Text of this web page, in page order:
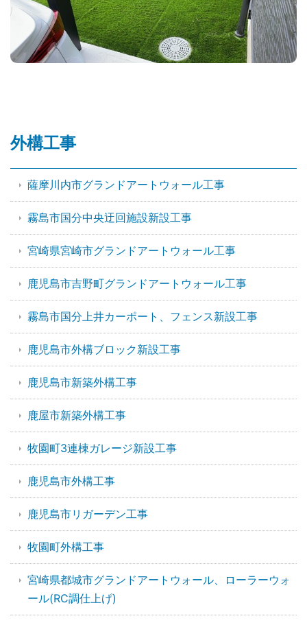
外構工事
薩摩川内市グランドアートウォール工事
霧島市国分中央迂回施設新設工事
宮崎県宮崎市グランドアートウォール工事
鹿児島市吉野町グランドアートウォール工事
霧島市国分上井カーポート、フェンス新設工事
鹿児島市外構ブロック新設工事
鹿児島市新築外構工事
鹿屋市新築外構工事
牧園町3連棟ガレージ新設工事
鹿児島市外構工事
鹿児島市リガーデン工事
牧園町外構工事
宮崎県都城市グランドアートウォール、ローラーウォ
ール(RC調仕上げ)